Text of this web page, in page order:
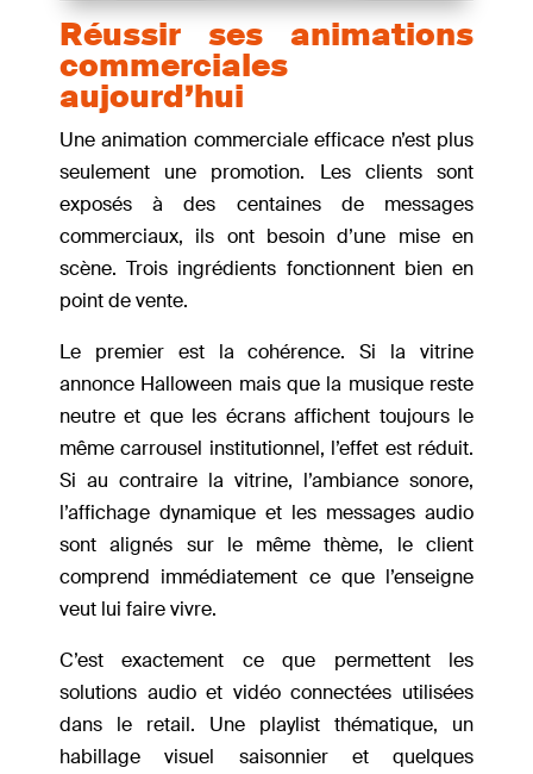
Réussir ses animations
commerciales
aujourd’hui
Une animation commerciale efficace n’est plus
seulement une promotion. Les clients sont
exposés à des centaines de messages
commerciaux, ils ont besoin d’une mise en
scène. Trois ingrédients fonctionnent bien en
point de vente.
Le premier est la cohérence. Si la vitrine
annonce Halloween mais que la musique reste
neutre et que les écrans affichent toujours le
même carrousel institutionnel, l’effet est réduit.
Si au contraire la vitrine, l’ambiance sonore,
l’affichage dynamique et les messages audio
sont alignés sur le même thème, le client
comprend immédiatement ce que l’enseigne
veut lui faire vivre.
C’est exactement ce que permettent les
solutions audio et vidéo connectées utilisées
dans le retail. Une playlist thématique, un
habillage visuel saisonnier et quelques